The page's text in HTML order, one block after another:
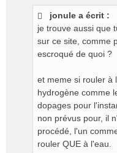
jonule a écrit :
je trouve aussi que
sur ce site, comme
escroqué de quoi ?
et meme si rouler à
hydrogène comme
dopages pour
non prévus pour, il
procédé, l'un
rouler QUE à l'eau.